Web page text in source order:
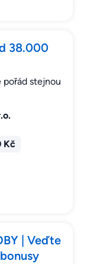
38.000
pořád stejnou
Kč
| Veďte